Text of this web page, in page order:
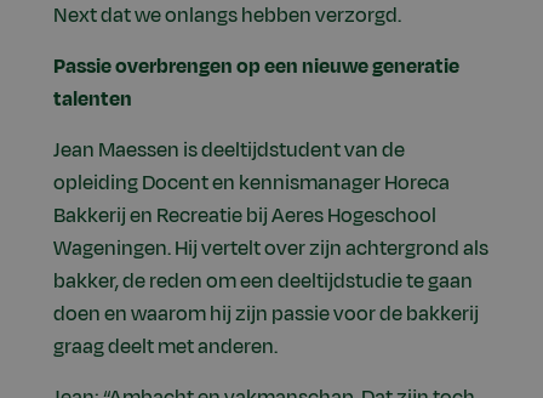
Next dat we onlangs hebben verzorgd.
Passie overbrengen op een nieuwe generatie
talenten
Jean Maessen is deeltijdstudent van de
opleiding Docent en kennismanager Horeca
Bakkerij en Recreatie bij Aeres Hogeschool
Wageningen. Hij vertelt over zijn achtergrond als
bakker, de reden om een deeltijdstudie te gaan
doen en waarom hij zijn passie voor de bakkerij
graag deelt met anderen.